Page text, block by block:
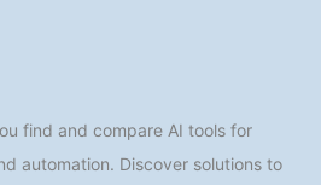
find and compare AI tools for
automation. Discover solutions to